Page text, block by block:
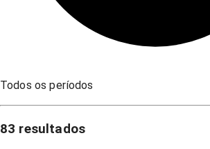
Todos os períodos
83 resultados